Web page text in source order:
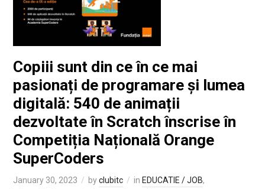
Copiii sunt din ce în ce mai
pasionați de programare și lumea
digitală: 540 de animații
dezvoltate în Scratch înscrise în
Competiția Națională Orange
SuperCoders
January 30, 2023 byclubitc in EDUCATIE / JOB,